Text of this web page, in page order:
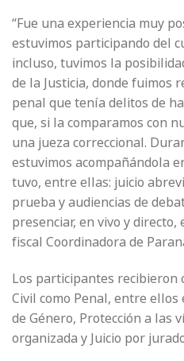
“Fue una experiencia muy
estuvimos participando del
incluso, tuvimos la
de la Justicia, donde fuimos
penal que tenía delitos de
que, si la comparamos con
una jueza correccional.
estuvimos acompañándola
tuvo, entre ellas: juicio
prueba y audiencias de
presenciar, en vivo y directo,
fiscal Coordinadora de
Los participantes recibieron
Civil como Penal, entre
de Género, Protección a las
organizada y Juicio por